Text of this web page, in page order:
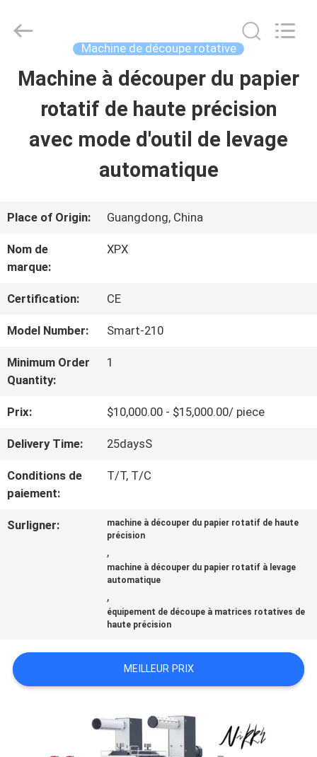
MAISON
VIDÉOS
LE
SPECTACLE
VR
À
PROPOS
DE
NOUS
CONTRÔLE
DE
Machinery
Machine de découpe rotative
Machine à découper du papier
rotatif de haute précision
avec mode d'outil de levage
automatique
Place of Origin: Guangdong, China
Nom de
marque:
XPX
Certification: CE
Model Number: Smart-210
Minimum Order
Quantity:
1
Prix: $10,000.00 - $15,000.00/ piece
Delivery Time: 25daysS
Conditions de
paiement:
T/T, T/C
Surligner:
machine à découper du papier rotatif de haute
précision
,
machine à découper du papier rotatif à levage
automatique
,
équipement de découpe à matrices rotatives de
haute précision
MEILLEUR PRIX